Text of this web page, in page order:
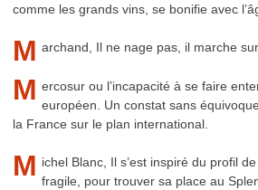
comme les grands vins, se bonifie avec
M archand, Il ne nage pas, il marche sur
M ercosur ou l’incapacité à se faire
européen. Un constat sans
la France sur le plan international.
M ichel Blanc, Il s’est inspiré du profil
fragile, pour trouver sa place au